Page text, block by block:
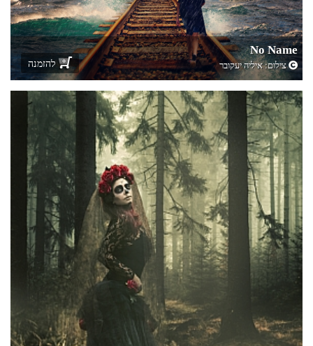
No Name
צילום:איליה יעקובר להזמנה